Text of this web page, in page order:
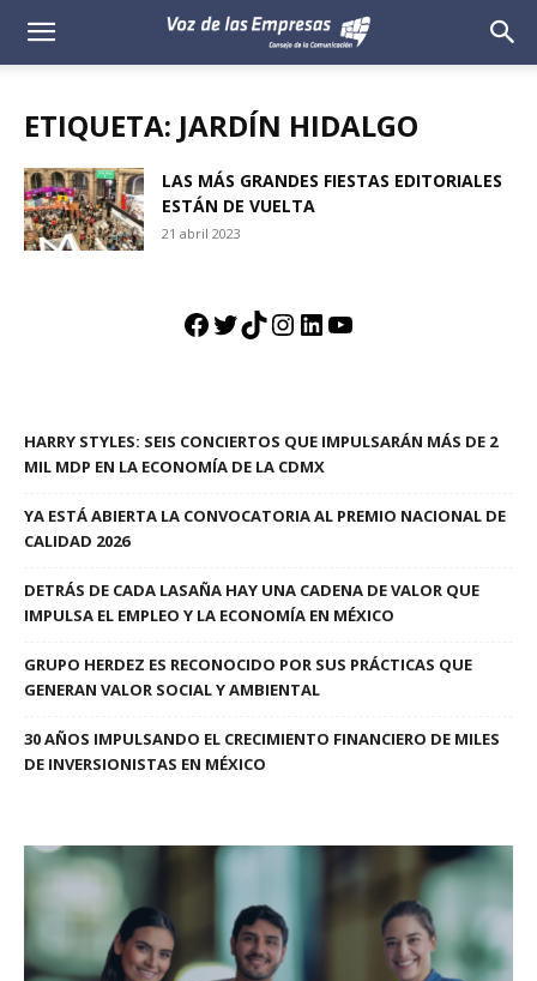
Voz
Empresas
ETIQUETA: JARDÍN HIDALGO
LAS MÁS GRANDES FIESTAS EDITORIALES
ESTÁN DE VUELTA
21 abril 2023
Facebook
Twitter
TikTok
Instagram
LinkedIn
YouTube
HARRY STYLES: SEIS CONCIERTOS QUE IMPULSARÁN MÁS DE 2
MIL MDP EN LA ECONOMÍA DE LA CDMX
YA ESTÁ ABIERTA LA CONVOCATORIA AL PREMIO NACIONAL DE
CALIDAD 2026
DETRÁS DE CADA LASAÑA HAY UNA CADENA DE VALOR QUE
IMPULSA EL EMPLEO Y LA ECONOMÍA EN MÉXICO
GRUPO HERDEZ ES RECONOCIDO POR SUS PRÁCTICAS QUE
GENERAN VALOR SOCIAL Y AMBIENTAL
30 AÑOS IMPULSANDO EL CRECIMIENTO FINANCIERO DE MILES
DE INVERSIONISTAS EN MÉXICO